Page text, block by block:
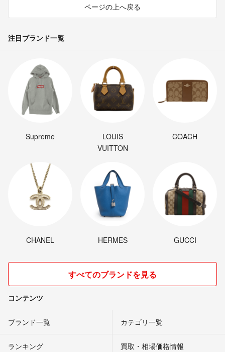
ページの上へ戻る
注目ブランド一覧
Supreme
LOUIS
VUITTON
COACH
CHANEL HERMES GUCCI
すべてのブランドを見る
コンテンツ
ブランド一覧 カテゴリ一覧
ランキング 買取・相場価格情報